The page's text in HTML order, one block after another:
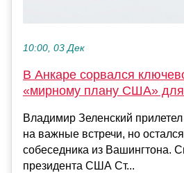
10:00, 03 Дек
В Анкаре сорвался
«мирному плану США»
Владимир Зеленский
на важные встречи, но
собеседника из Вашингтона.
президента США Ст...